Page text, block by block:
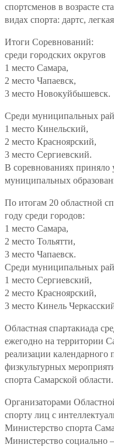
спортсменов в возрасте
видах спорта: дартс,
Итоги Соревнований:
среди городских округов
1 место Самара,
2 место Чапаевск,
3 место Новокуйбышевск.
Среди муниципальных
1 место Кинельский,
2 место Красноярский,
3 место Сергиевский.
В соревнованиях приняло
муниципальных
По итогам 20 областной
году среди городов:
1 место Самара,
2 место Тольятти,
3 место Чапаевск.
Среди муниципальных
1 место Сергиевский,
2 место Красноярский,
3 место Кинель
Областная спартакиада
ежегодно на территории
реализации
физкультурных
спорта Самарской области.
Организаторами
спорту лиц с
Министерство спорта
Министерство социально